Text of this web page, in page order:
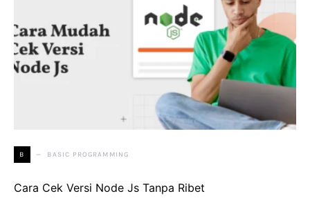
B BASIC PROGRAMMING
Cara Cek Versi Node Js Tanpa Ribet